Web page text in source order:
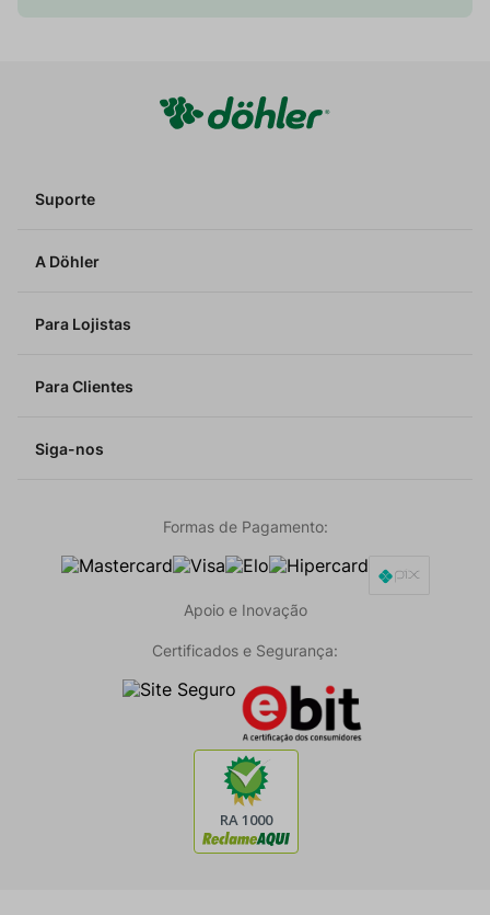
Suporte
A Döhler
Para Lojistas
Para Clientes
Siga-nos
Formas de Pagamento:
Apoio e Inovação
Certificados e Segurança: